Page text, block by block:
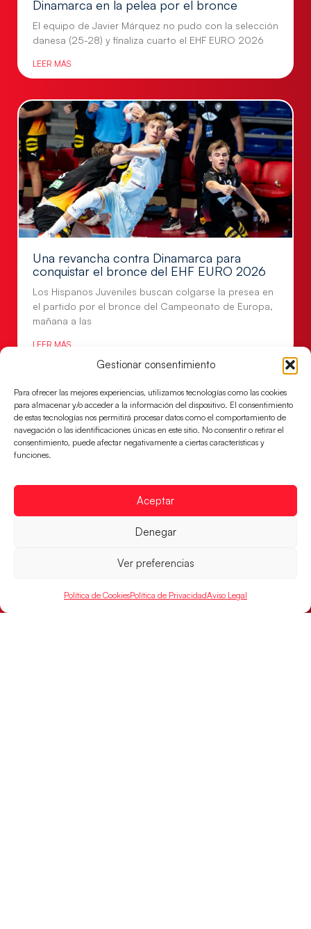
Gestionar consentimiento
Para ofrecer las mejores experiencias, utilizamos tecnologías como las cookies
para almacenar y/o acceder a la información del dispositivo. El consentimiento
de estas tecnologías nos permitirá procesar datos como el comportamiento de
navegación o las identificaciones únicas en este sitio. No consentir o retirar el
consentimiento, puede afectar negativamente a ciertas características y
funciones.
Aceptar
Denegar
Ver preferencias
Política de CookiesPolítica de PrivacidadAviso Legal
Dinamarca en la pelea por el bronce
El equipo de Javier Márquez no pudo con la selección
danesa (25-28) y finaliza cuarto el EHF EURO 2026
LEER MÁS
Una revancha contra Dinamarca para
conquistar el bronce del EHF EURO 2026
Los Hispanos Juveniles buscan colgarse la presea en
el partido por el bronce del Campeonato de Europa,
mañana a las
LEER MÁS
Montenegro, última frontera para las
mañana, a las 17:30h., el oro en el Campeonato del